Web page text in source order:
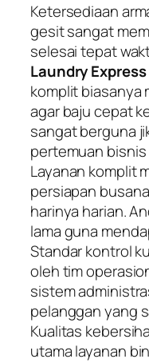
Ketersediaan
gesit sangat
selesai tepat
Laundry
komplit biasanya
agar baju cepat
sangat berguna
pertemuan bisnis
Layanan komplit
persiapan
harinya harian.
lama guna
Standar kontrol
oleh tim
sistem
pelanggan yang
Kualitas
utama layanan